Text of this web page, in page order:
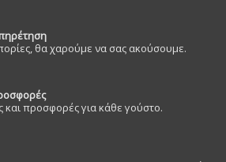
θα χαρούμε να σας ακούσουμε.
προσφορές για κάθε γούστο.